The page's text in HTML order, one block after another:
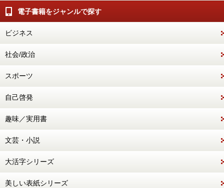
電子書籍をジャンルで探す
ビジネス
社会/政治
スポーツ
自己啓発
趣味／実用書
文芸・小説
大活字シリーズ
美しい表紙シリーズ